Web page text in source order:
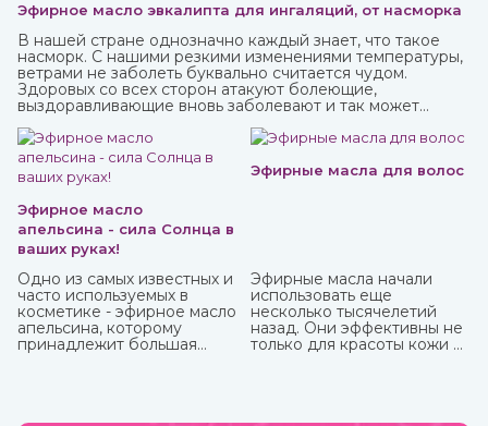
Эфирное масло эвкалипта для ингаляций, от насморка
В нашей стране однозначно каждый знает, что такое
насморк. С нашими резкими изменениями температуры,
ветрами не заболеть буквально считается чудом.
Здоровых со всех сторон атакуют болеющие,
выздоравливающие вновь заболевают и так может
Эфирное масло
апельсина - сила Солнца в
ваших руках!
Одно из самых известных и
часто используемых в
косметике - эфирное масло
апельсина, которому
принадлежит большая
Эфирные масла для волос
Эфирные масла начали
использовать еще
несколько тысячелетий
назад. Они эффективны не
только для красоты кожи и